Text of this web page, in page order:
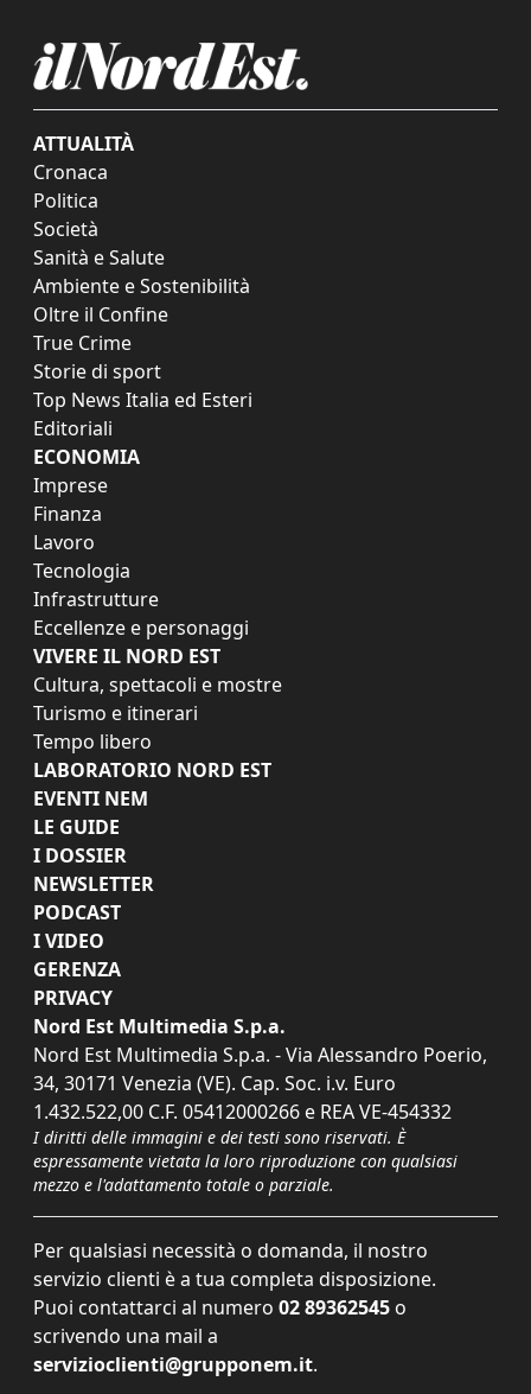
ATTUALITÀ
Cronaca
Politica
Società
Sanità e Salute
Ambiente e Sostenibilità
Oltre il Confine
True Crime
Storie di sport
Top News Italia ed Esteri
Editoriali
ECONOMIA
Imprese
Finanza
Lavoro
Tecnologia
Infrastrutture
Eccellenze e personaggi
VIVERE IL NORD EST
Cultura, spettacoli e mostre
Turismo e itinerari
Tempo libero
LABORATORIO NORD EST
EVENTI NEM
LE GUIDE
I DOSSIER
NEWSLETTER
PODCAST
I VIDEO
GERENZA
PRIVACY
Nord Est Multimedia S.p.a.
Nord Est Multimedia S.p.a. - Via Alessandro Poerio,
34, 30171 Venezia (VE). Cap. Soc. i.v. Euro
1.432.522,00 C.F. 05412000266 e REA VE-454332
I diritti delle immagini e dei testi sono riservati. È
espressamente vietata la loro riproduzione con qualsiasi
mezzo e l'adattamento totale o parziale.
Per qualsiasi necessità o domanda, il nostro
servizio clienti è a tua completa disposizione.
Puoi contattarci al numero 02 89362545 o
scrivendo una mail a
servizioclienti@grupponem.it.